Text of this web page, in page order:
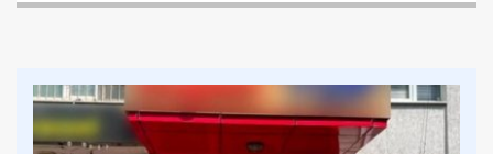
кіностудії посприяв тому, щоб приватна компанія
отримала повну суму коштів — понад 4,4 млн грн
— навіть за непоставлене обладнання.